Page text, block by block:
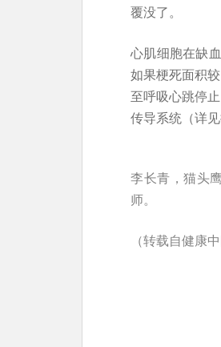
覆没了。
心肌细胞在缺
如果梗死面积
至呼吸心跳停
传导系统（详
李长青，猫头
师。
（转载自健康